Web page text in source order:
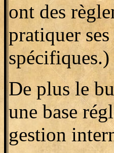
ont des
pratiquer
spécifiques.)
De plus le
une base
gestion